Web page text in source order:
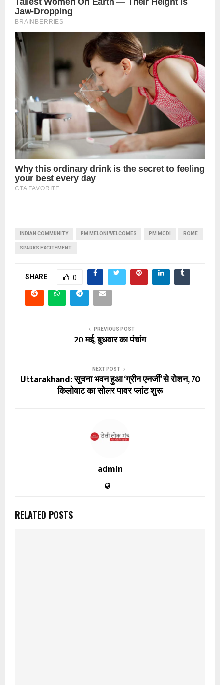
INDIAN COMMUNITY PM MELONI WELCOMES PM MODI ROME
SPARKS EXCITEMENT
SHARE 0
PREVIOUS POST
20 मई, बुधवार का पंचांग
NEXT POST
Uttarakhand: सूचना भवन हुआ ‘ग्रीन एनर्जी’ से रोशन, 70
किलोवाट का सोलर पावर प्लांट शुरू
admin
RELATED POSTS